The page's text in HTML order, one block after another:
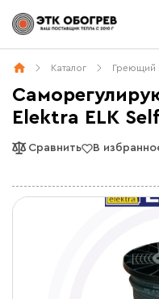
Каталог Греющий
Elektra ELK
Сравнить В